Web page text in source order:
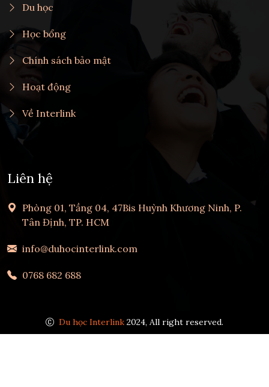
Du học
Học bổng
Chính sách bảo mật
Hoạt động
Về Interlink
Liên hệ
Phòng 01, Tầng 04, 47Bis Huỳnh Khương Ninh, P.
Tân Định, TP. HCM
info@duhocinterlink.com
0768 682 688
Du học Interlink 2024, All right reserved.